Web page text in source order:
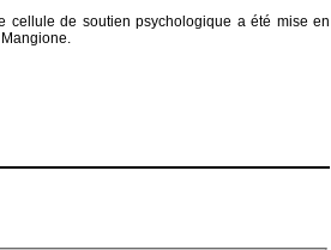
cellule de soutien psychologique a été mise en